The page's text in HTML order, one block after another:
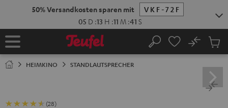
Startseite Suche
No
HEIMKINO STANDLAUTSPRECHER
(28)